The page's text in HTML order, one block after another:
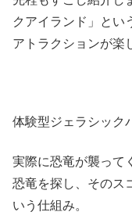
クアイランド」とい
アトラクションが楽
体験型ジェラシック
実際に恐竜が襲って
恐竜を探し、そのス
いう仕組み。